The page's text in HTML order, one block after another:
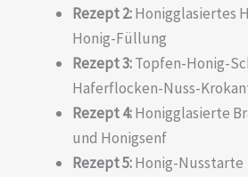
Rezept 2:Honigglasiertes
Honig-Füllung
Rezept 3:Topfen-Honig-
Haferflocken-Nuss-
Rezept 4:Honigglasierte
und Honigsenf
Rezept 5:Honig-Nusstarte